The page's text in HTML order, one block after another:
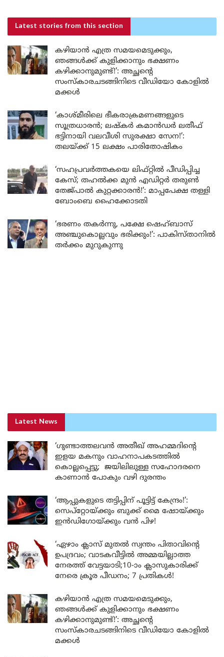
Latest stories from this section
കഴിയാൻ എത്ര സമയമെടുക്കും,
ഞങ്ങൾക്ക് കുളിക്കാനും ഭക്ഷണം
കഴിക്കാനുമുണ്ട്!’: അച്ഛന്റെ
സംസ്കാരചടങ്ങിനിടെ വീഡിയോ കോളിൽ
മക്കൾ
‘കാശ്മീരിലെ ഭീകരാക്രമണങ്ങളുടെ
സൂത്രധാരൻ; ലഷ്കർ കമാൻഡർ ലതീഫ്
ഭട്ടിനായി വലവീശി സുരക്ഷാ സേന!’:
തലയ്ക്ക് 15 ലക്ഷം പാരിതോഷികം
‘സഹപ്രവർത്തകയെ ലിഫ്റ്റിൽ പീഡിപ്പിച്ച
കേസ്; തഹൽക്ക മുൻ എഡിറ്റർ തരുൺ
തേജ്പാൽ കുറ്റക്കാരൻ!’: മാപ്പപേക്ഷ തള്ളി
ബോംബെ ഹൈക്കോടതി
‘ഭരണം തകർന്നു, പക്ഷേ ഷെഹ്ബാസ്
അഞ്ചുകൊല്ലവും ഭരിക്കും!’: പാകിസ്താനിൽ
തർക്കം മുറുകുന്നു
Latest News
‘ഗുണ്ടാത്തലവൻ അതീഖ് അഹമ്മദിന്റെ
ഇളയ മകനും വാഹനാപകടത്തിൽ
കൊല്ലപ്പെട്ടു; ജയിലിലുള്ള സഹോദരനെ
കാണാൻ പോകും വഴി ദുരന്തം
‘ആപ്പുകളുടെ തട്ടിപ്പിന് പൂട്ടിട്ട് കേന്ദ്രം!’:
സെപ്റ്റോയ്ക്കും ബുക്ക് മൈ ഷോയ്ക്കും
ഇൻഡിഗോയ്ക്കും വൻ പിഴ!
‘ഏഴാം ക്ലാസ് മുതൽ സ്വന്തം പിതാവിന്റെ
ഉപദ്രവം; വാടകവീട്ടിൽ അമ്മയില്ലാത്ത
നേരത്ത് വേട്ടയാടി;10-ാം ക്ലാസുകാരിക്ക്
നേരെ ക്രൂര പീഡനം; 7 പ്രതികൾ!
കഴിയാൻ എത്ര സമയമെടുക്കും,
ഞങ്ങൾക്ക് കുളിക്കാനും ഭക്ഷണം
കഴിക്കാനുമുണ്ട്!’: അച്ഛന്റെ
സംസ്കാരചടങ്ങിനിടെ വീഡിയോ കോളിൽ
മക്കൾ